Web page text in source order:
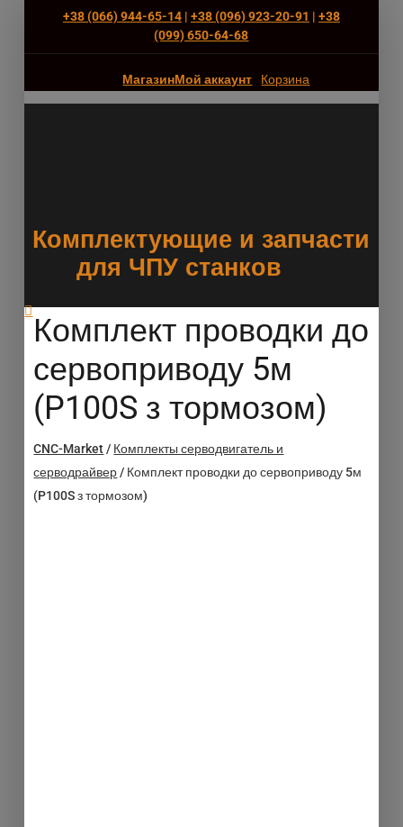
+38 (066) 944-65-14| +38 (096) 923-20-91 | +38
(‎099) 650-64-68
МагазинМой аккаунт Корзина
Комплектующие и запчасти
для ЧПУ станков
Комплект проводки до
сервоприводу 5м
(P100S з тормозом)
CNC-Market/ Комплекты серводвигатель и
серводрайвер/ Комплект проводки до сервоприводу 5м
(P100S з тормозом)